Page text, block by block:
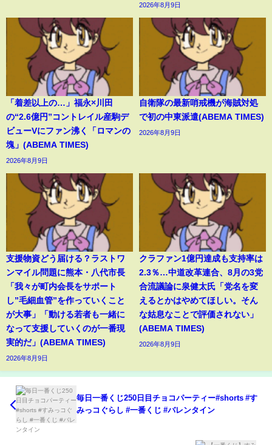
2026年8月9日
「着差以上の…」福永×川田
の“2.6億円”コントレイル産駒デ
ビューVにファン沸く「ロマンの
塊」(ABEMA TIMES)
2026年8月9日
自衛隊の最新哨戒機が海賊対処
で初の中東派遣(ABEMA TIMES)
2026年8月9日
支援物資どう届ける？ラストワ
ンマイル問題に熊本・八代市長
「我々が町内会長をサポート
し”毛細血管”を作っていくこと
が大事」「動ける若者も一緒に
なって支援していくのが一番現
実的だ」(ABEMA TIMES)
2026年8月9日
クラファン1億円達成も支持率は
2.3％…中道改革連合、8月の3党
合流議論に泉健太氏「党名を変
えるとかはやめてほしい。そん
な姑息なことで評価されない」
(ABEMA TIMES)
2026年8月9日
毎日一番くじ250日目チョコパーティー#shorts #す
みっコぐらし #一番くじ #バレンタイン